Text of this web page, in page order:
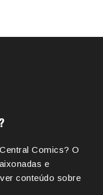
Comics? O
e
conteúdo sobre